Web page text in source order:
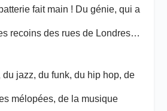
fait main ! Du génie, qui a
recoins des rues de Londres…
du jazz, du funk, du hip hop, de
mélopées, de la musique